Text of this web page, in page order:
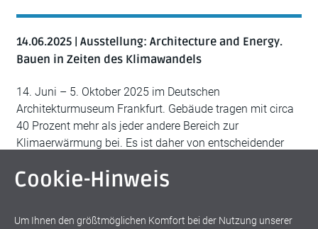
14.06.2025 | Ausstellung: Architecture and Energy.
Bauen in Zeiten des Klimawandels
14. Juni – 5. Oktober 2025 im Deutschen
Architekturmuseum Frankfurt. Gebäude tragen mit circa
40 Prozent mehr als jeder andere Bereich zur
Klimaerwärmung bei. Es ist daher von entscheidender
die bei der Herstellung und dem Betrieb von Gebäuden
Cookie-Hinweis
Um Ihnen den größtmöglichen Komfort bei der Nutzung unserer